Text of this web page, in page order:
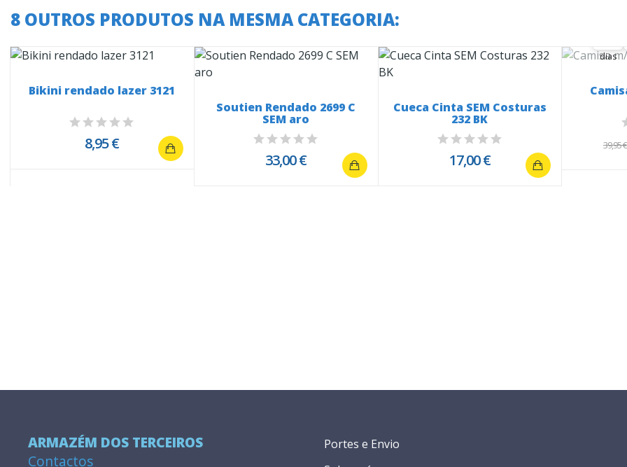
8 OUTROS PRODUTOS NA MESMA CATEGORIA:
Bikini rendado lazer 3121
8,95 €
Soutien Rendado 2699 C
SEM aro
33,00 €
Cueca Cinta SEM Costuras
232 BK
17,00 €
dias
39,95 €
ARMAZÉM DOS TERCEIROS
Contactos
Portes e Envio